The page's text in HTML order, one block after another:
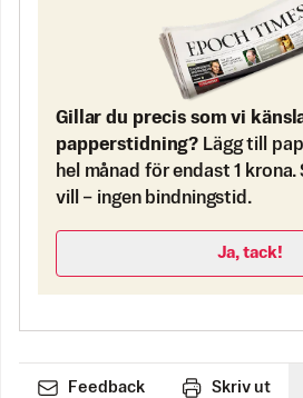
Gillar du precis som vi
papperstidning? Lägg till
hel månad för endast 1 krona.
vill – ingen bindningstid.
Ja, tack!
Feedback Skriv ut